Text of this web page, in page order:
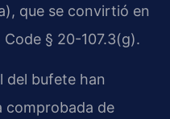
que se convirtió en
§ 20-107.3(g).
del bufete han
comprobada de